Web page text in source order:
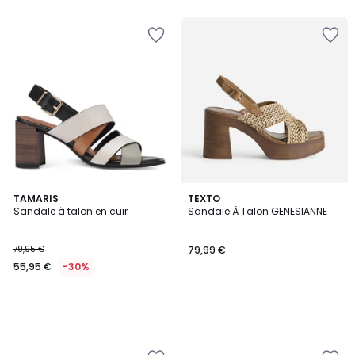
TAMARIS
Sandale à talon en cuir
79,95 €
55,95 € -30%
TEXTO
Sandale À Talon GENESIANNE
79,99 €